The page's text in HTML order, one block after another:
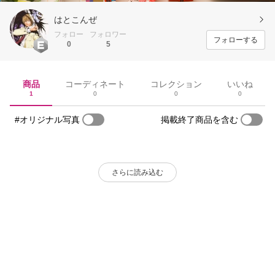
はとこんぜ
フォロー
0
フォロワー
5
フォローする
商品
1
コーディネート
0
コレクション
0
いいね
0
#オリジナル写真 掲載終了商品を含む
さらに読み込む